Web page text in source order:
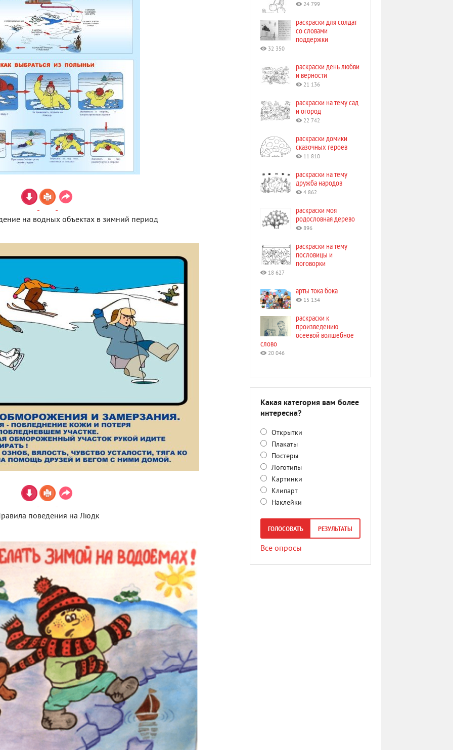
на водных объектах в зимний период
поведения на Людк
24 799
раскраски для солдат
со словами
поддержки
32 350
раскраски день любви
и верности
21 136
раскраски на тему сад
и огород
22 742
раскраски домики
сказочных героев
11 810
раскраски на тему
дружба народов
4 862
раскраски моя
родословная дерево
896
раскраски на тему
пословицы и
поговорки
18 627
арты тока бока
15 134
раскраски к
произведению
осеевой волшебное
слово
20 046
Какая категория вам более
интересна?
Открытки
Плакаты
Постеры
Логотипы
Картинки
Клипарт
Наклейки
ГОЛОСОВАТЬ РЕЗУЛЬТАТЫ
Все опросы